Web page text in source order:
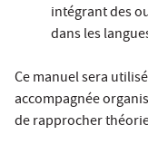
intégrant des
dans les
Ce manuel sera
accompagnée
de rapprocher